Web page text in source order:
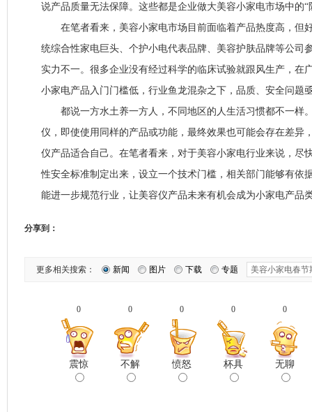
说产品质量无法保障。这些都是企业做大美容小家电市场中的“
在笔者看来，美容小家电市场目前面临着产品热度高，但
统综合性家电巨头、个护小电代表品牌、美容护肤品牌等公司
实力不一。很多企业没有经过科学的临床试验就跟风生产，在
小家电产品入门门槛低，行业鱼龙混杂之下，品质、安全问题
都说一方水土养一方人，不同地区的人生活习惯都不一样
仪，即使使用同样的产品或功能，最终效果也可能会存在差异
仪产品适合自己。在笔者看来，对于美容小家电行业来说，尽
性安全标准制定出来，设立一个技术门槛，相关部门能够有依
能进一步规范行业，让美容仪产品未来有机会成为小家电产品
分享到：
更多相关搜索： 新闻 图片 下载 专题
0
震惊
0
不解
0
愤怒
0
杯具
0
无聊